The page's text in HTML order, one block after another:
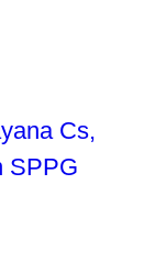
Cs,
SPPG